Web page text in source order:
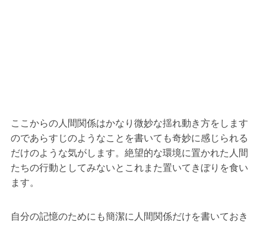
ここからの人間関係はかなり微妙な揺れ動き方をします
のであらすじのようなことを書いても奇妙に感じられる
だけのような気がします。絶望的な環境に置かれた人間
たちの行動としてみないとこれまた置いてきぼりを食い
ます。
自分の記憶のためにも簡潔に人間関係だけを書いておき